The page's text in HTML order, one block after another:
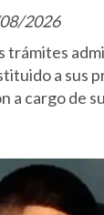
2026
trámites
a sus
a cargo de